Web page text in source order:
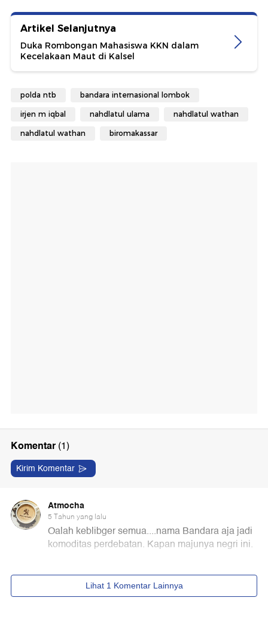
Artikel Selanjutnya
Duka Rombongan Mahasiswa KKN dalam
Kecelakaan Maut di Kalsel
polda ntb bandara internasional lombok
irjen m iqbal nahdlatul ulama nahdlatul wathan
nahdlatul wathan biromakassar